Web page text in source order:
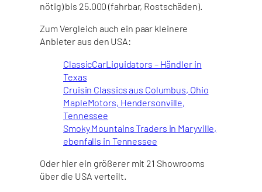
nötig) bis 25.000 (fahrbar, Rostschäden).
Zum Vergleich auch ein paar kleinere
Anbieter aus den USA:
ClassicCarLiquidators – Händler in
Texas
Cruisin Classics aus Columbus, Ohio
MapleMotors, Hendersonville,
Tennessee
Smoky Mountains Traders in Maryville,
ebenfalls in Tennessee
Oder hier ein größerer mit 21 Showrooms
über die USA verteilt.